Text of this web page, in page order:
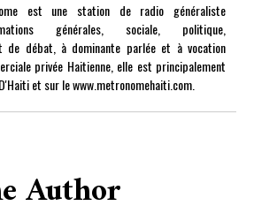
est une station de radio généraliste
générales, sociale, politique,
de débat, à dominante parlée et à vocation
privée Haitienne, elle est principalement
et sur le www.metronomehaiti.com.
Author